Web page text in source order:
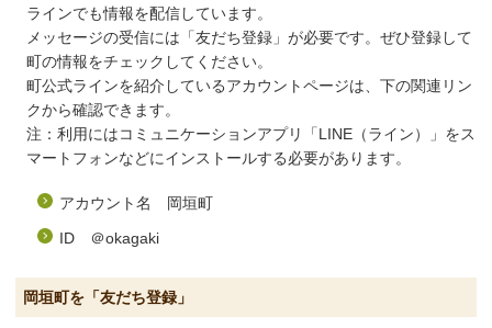
ラインでも情報を配信しています。
メッセージの受信には「友だち登録」が必要です。ぜひ登録して
町の情報をチェックしてください。
町公式ラインを紹介しているアカウントページは、下の関連リン
クから確認できます。
注：利用にはコミュニケーションアプリ「LINE（ライン）」をス
マートフォンなどにインストールする必要があります。
アカウント名 岡垣町
ID ＠okagaki
岡垣町を「友だち登録」